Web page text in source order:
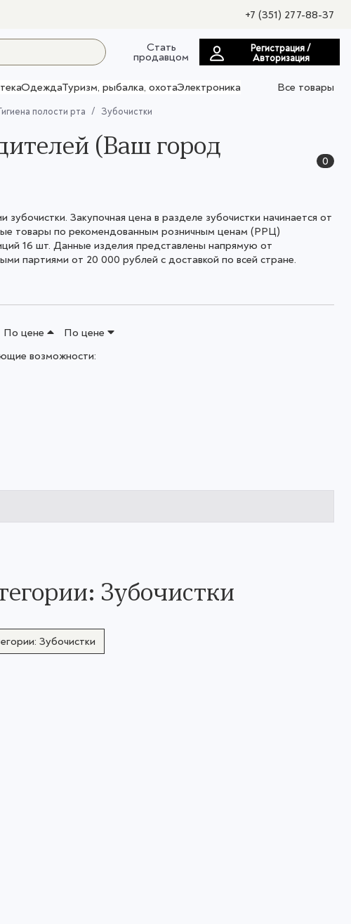
+7 (351) 277-88-37
Стать
продавцом
Регистрация /
Авторизация
ОдеждаТуризм, рыбалка, охотаЭлектроника
Все товары
полости рта Зубочистки
(Ваш город
0
Закупочная цена в разделе зубочистки начинается от
товары по рекомендованным розничным ценам (РРЦ)
16 шт. Данные изделия представлены напрямую от
партиями от 20 000 рублей с доставкой по всей стране.
По цене
По цене
возможности:
Зубочистки
Зубочистки